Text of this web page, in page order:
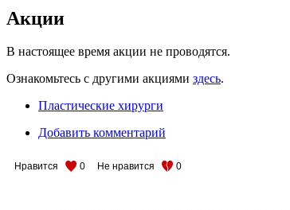
Акции
В настоящее время акции не проводятся.
Ознакомьтесь с другими акциями здесь.
Пластические хирурги
Добавить комментарий
Нравится 0 Не нравится 0